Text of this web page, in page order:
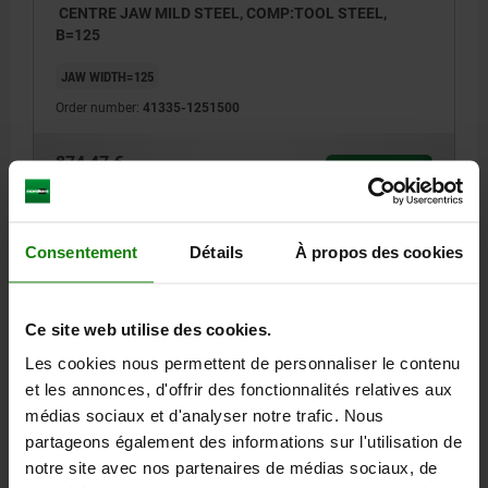
Consentement Détails À propos des cookies
Ce site web utilise des cookies.
Les cookies nous permettent de personnaliser le contenu
et les annonces, d'offrir des fonctionnalités relatives aux
médias sociaux et d'analyser notre trafic. Nous
partageons également des informations sur l'utilisation de
notre site avec nos partenaires de médias sociaux, de
CENTRE JAW MILD STEEL, COMP:TOOL STEEL,
B=125
JAW WIDTH=125
Order number: 41335-1251500
874,47 €
DETAILS
DETAILS
DOWNLOADS
Other customers also bought